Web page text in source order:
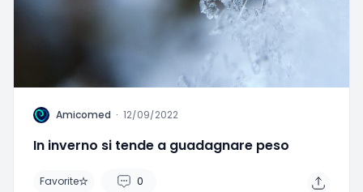
A Amicomed · 12/09/2022
In inverno si tende a guadagnare peso
Favorite 0